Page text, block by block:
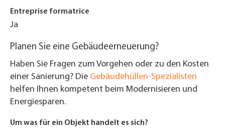
Entreprise formatrice
Ja
Planen Sie eine Gebäudeerneuerung?
Haben Sie Fragen zum Vorgehen oder zu den Kosten
einer Sanierung? Die Gebäudehüllen-Spezialisten
helfen Ihnen kompetent beim Modernisieren und
Energiesparen.
Um was für ein Objekt handelt es sich?